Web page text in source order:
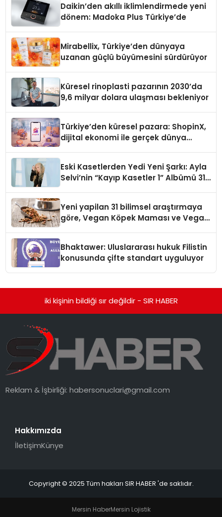
Daikin’den akıllı iklimlendirmede yeni
dönem: Madoka Plus Türkiye’de
Mirabellix, Türkiye’den dünyaya
uzanan güçlü büyümesini sürdürüyor
Küresel rinoplasti pazarının 2030’da
9,6 milyar dolara ulaşması bekleniyor
Türkiye’den küresel pazara: ShopinX,
dijital ekonomi ile gerçek dünya
Eski Kasetlerden Yedi Yeni Şarkı: Ayla
Selvi’nin “Kayıp Kasetler 1” Albümü 31
Yeni yapilan 31 bilimsel araştırmaya
göre, Vegan Köpek Maması ve Vegan
Bhaktawer: Uluslararası hukuk Filistin
konusunda çifte standart uyguluyor
iki kişinin bildiği sır değildir - SIR HABER
Reklam & İşbirliği:habersonuclari@gmail.com
Hakkımızda
İletişimKünye
Copyright © 2025 Tüm hakları SIR HABER 'de saklıdır.
Mersin HaberMersin Lojistik